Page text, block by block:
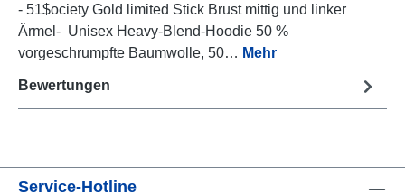
- 51$ociety Gold limited Stick Brust mittig und linker
Ärmel- Unisex Heavy-Blend-Hoodie 50 %
vorgeschrumpfte Baumwolle, 50… Mehr
Bewertungen
Service-Hotline